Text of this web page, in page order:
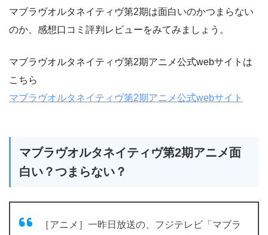
マブラヴオルタネイティヴ第2期は面白いのかつまらない
のか、感想口コミ評判レビューをみてみましょう。
マブラヴオルタネイティヴ第2期アニメ公式webサイトは
こちら
マブラヴオルタネイティヴ第2期アニメ公式webサイト
マブラヴオルタネイティヴ第2期アニメ面
白い？つまらない？
［アニメ］一昨日放送の、フジテレビ「マブラ